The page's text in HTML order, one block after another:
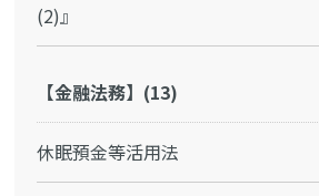
(2)』
【金融法務】(13)
休眠預金等活用法